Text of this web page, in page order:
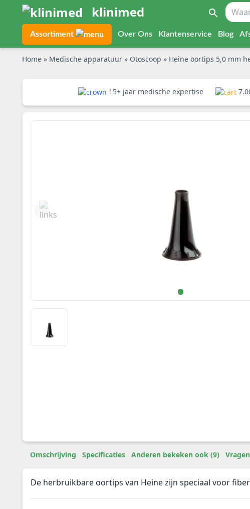
klinimed
Assortiment Over Ons Klantenservice Blog
Home » Medische apparatuur » Otoscoop » Heine oortips 5,0 mm
15+ jaar medische expertise
Omschrijving Specificaties Anderen bekeken ook (9)
De herbruikbare oortips van Heine zijn speciaal voor